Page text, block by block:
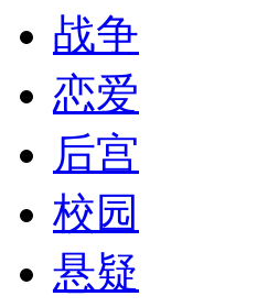
战争
恋爱
后宫
校园
悬疑